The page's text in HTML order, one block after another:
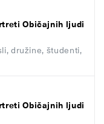
Običajnih ljudi
družine, študenti,
Običajnih ljudi